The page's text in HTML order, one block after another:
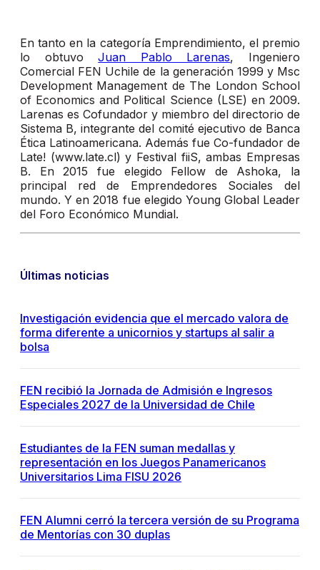
En tanto en la categoría Emprendimiento, el premio
lo obtuvoJuan Pablo Larenas, Ingeniero
Comercial FEN Uchile de la generación 1999 y Msc
Development Management de The London School
of Economics and Political Science (LSE) en 2009.
Larenas es Cofundador y miembro del directorio de
Sistema B, integrante del comité ejecutivo de Banca
Ética Latinoamericana. Además fue Co-fundador de
Late! (www.late.cl) y Festival fiiS, ambas Empresas
B. En 2015 fue elegido Fellow de Ashoka, la
principal red de Emprendedores Sociales del
mundo. Y en 2018 fue elegido Young Global Leader
del Foro Económico Mundial.
Últimas noticias
Investigación evidencia que el mercado valora de
forma diferente a unicornios y startups al salir a
bolsa
FEN recibió la Jornada de Admisión e Ingresos
Especiales 2027 de la Universidad de Chile
Estudiantes de la FEN suman medallas y
representación en los Juegos Panamericanos
Universitarios Lima FISU 2026
FEN Alumni cerró la tercera versión de su Programa
de Mentorías con 30 duplas